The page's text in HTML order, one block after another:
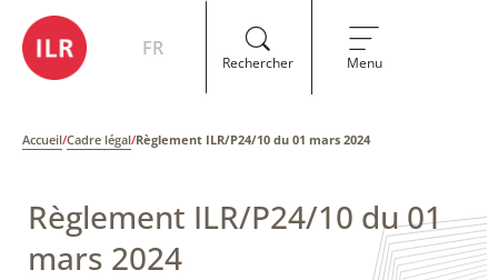
FR
Rechercher Menu
Accueil/Cadre légal/Règlement ILR/P24/10 du 01 mars 2024
Règlement ILR/P24/10 du 01
mars 2024